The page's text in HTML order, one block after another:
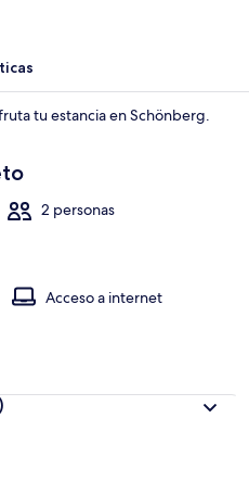
Exterior
tu estancia en Schönberg.
2 personas
Acceso a internet